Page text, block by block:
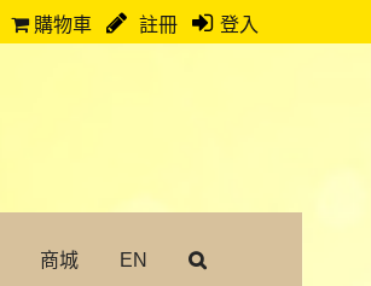
購物車 註冊 登入
商城 EN